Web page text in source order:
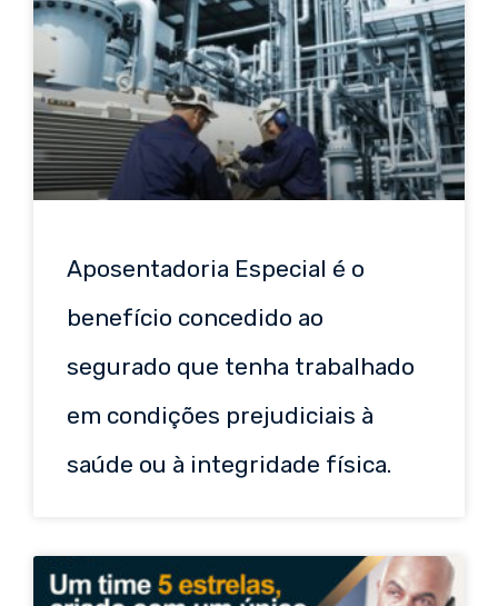
Aposentadoria Especial é o
benefício concedido ao
segurado que tenha trabalhado
em condições prejudiciais à
saúde ou à integridade física.